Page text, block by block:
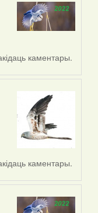
каментары.
каментары.